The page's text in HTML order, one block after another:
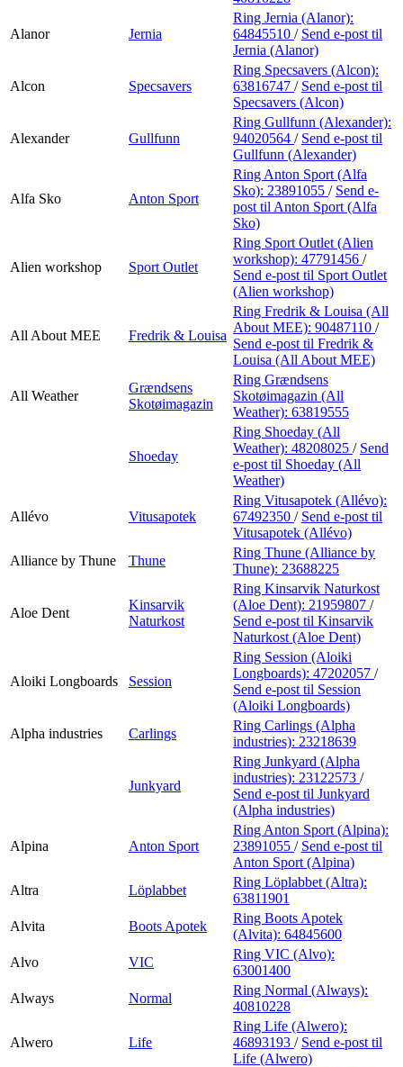
Alanor Jernia
Ring Jernia (Alanor):
64845510 / Send e-post til
Jernia (Alanor)
Alcon Specsavers
Ring Specsavers (Alcon):
63816747 / Send e-post til
Specsavers (Alcon)
Alexander Gullfunn
Ring Gullfunn (Alexander):
94020564 / Send e-post til
Gullfunn (Alexander)
Alfa Sko Anton Sport
Ring Anton Sport (Alfa
Sko): 23891055 / Send e-
post til Anton Sport (Alfa
Sko)
Alien workshop Sport Outlet
Ring Sport Outlet (Alien
workshop): 47791456 /
Send e-post til Sport Outlet
(Alien workshop)
All About MEE Fredrik & Louisa
Ring Fredrik & Louisa (All
About MEE): 90487110 /
Send e-post til Fredrik &
Louisa (All About MEE)
All Weather
Grændsens
Skotøimagazin
Ring Grændsens
Skotøimagazin (All
Weather): 63819555
Shoeday
Ring Shoeday (All
Weather): 48208025 / Send
e-post til Shoeday (All
Weather)
Allévo Vitusapotek
Ring Vitusapotek (Allévo):
67492350 / Send e-post til
Vitusapotek (Allévo)
Alliance by Thune
Thune
Ring Thune (Alliance by
Thune): 23688225
Aloe Dent
Kinsarvik
Naturkost
Ring Kinsarvik Naturkost
(Aloe Dent): 21959807 /
Send e-post til Kinsarvik
Naturkost (Aloe Dent)
Aloiki Longboards Session
Ring Session (Aloiki
Longboards): 47202057 /
Send e-post til Session
(Aloiki Longboards)
Alpha industries
Carlings
Ring Carlings (Alpha
industries): 23218639
Junkyard
Ring Junkyard (Alpha
industries): 23122573 /
Send e-post til Junkyard
(Alpha industries)
Alpina Anton Sport
Ring Anton Sport (Alpina):
23891055 / Send e-post til
Anton Sport (Alpina)
Altra
Löplabbet
Ring Löplabbet (Altra):
63811901
Alvita
Boots Apotek
Ring Boots Apotek
(Alvita): 64845600
Alvo
VIC
Ring VIC (Alvo):
63001400
Always
Normal
Ring Normal (Always):
40810228
Alwero Life
Ring Life (Alwero):
46893193 / Send e-post til
Life (Alwero)